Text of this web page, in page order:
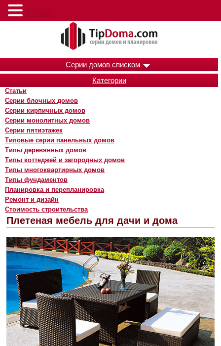
Серии домов списком
Категории
Статьи
Серии блочных домов
Серии кирпичных домов
Серии монолитных домов
Серии пятиэтажек
Типовые серии панельных домов
Типы деревянных домов
Типы коттеджей и загородных домов
Типы многоквартирных домов
Типы фундаментов
Планировка и перепланировка
Ремонт и дизайн
Стоимость строительства
Плетеная мебель для дачи и дома